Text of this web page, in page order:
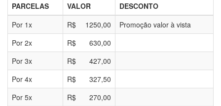
PARCELAS VALOR
DESCONTO
Por 1x R$ 1250,00
Promoção valor à vista
Por 2x R$
630,00
Por 3x R$
427,00
Por 4x R$
327,50
Por 5x R$
270,00